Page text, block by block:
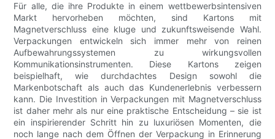
Für alle, die ihre Produkte in einem wettbewerbsintensiven
Markt hervorheben möchten, sind Kartons mit
Magnetverschluss eine kluge und zukunftsweisende Wahl.
Verpackungen entwickeln sich immer mehr von reinen
Aufbewahrungssystemen zu wirkungsvollen
Kommunikationsinstrumenten. Diese Kartons zeigen
beispielhaft, wie durchdachtes Design sowohl die
Markenbotschaft als auch das Kundenerlebnis verbessern
kann. Die Investition in Verpackungen mit Magnetverschluss
ist daher mehr als nur eine praktische Entscheidung – sie ist
ein inspirierender Schritt hin zu luxuriösen Momenten, die
noch lange nach dem Öffnen der Verpackung in Erinnerung